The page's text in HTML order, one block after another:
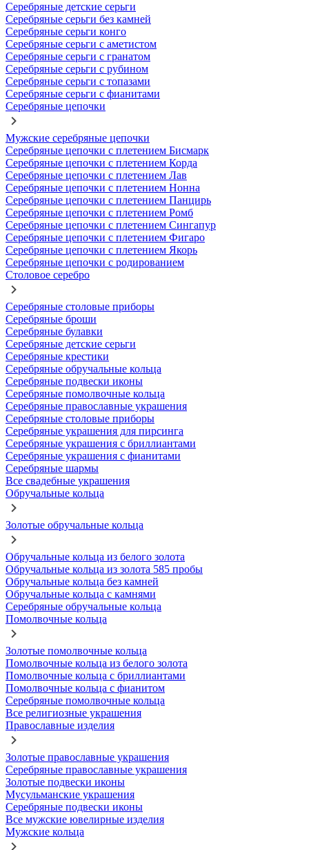
Серебряные детские серьги
Серебряные серьги без камней
Серебряные серьги конго
Серебряные серьги с аметистом
Серебряные серьги с гранатом
Серебряные серьги с рубином
Серебряные серьги с топазами
Серебряные серьги с фианитами
Серебряные цепочки
Мужские серебряные цепочки
Серебряные цепочки с плетением Бисмарк
Серебряные цепочки с плетением Корда
Серебряные цепочки с плетением Лав
Серебряные цепочки с плетением Нонна
Серебряные цепочки с плетением Панцирь
Серебряные цепочки с плетением Ромб
Серебряные цепочки с плетением Сингапур
Серебряные цепочки с плетением Фигаро
Серебряные цепочки с плетением Якорь
Серебряные цепочки с родированием
Столовое серебро
Серебряные столовые приборы
Серебряные броши
Серебряные булавки
Серебряные детские серьги
Серебряные крестики
Серебряные обручальные кольца
Серебряные подвески иконы
Серебряные помолвочные кольца
Серебряные православные украшения
Серебряные столовые приборы
Серебряные украшения для пирсинга
Серебряные украшения с бриллиантами
Серебряные украшения с фианитами
Серебряные шармы
Все свадебные украшения
Обручальные кольца
Золотые обручальные кольца
Обручальные кольца из белого золота
Обручальные кольца из золота 585 пробы
Обручальные кольца без камней
Обручальные кольца с камнями
Серебряные обручальные кольца
Помолвочные кольца
Золотые помолвочные кольца
Помолвочные кольца из белого золота
Помолвочные кольца с бриллиантами
Помолвочные кольца с фианитом
Серебряные помолвочные кольца
Все религиозные украшения
Православные изделия
Золотые православные украшения
Серебряные православные украшения
Золотые подвески иконы
Мусульманские украшения
Серебряные подвески иконы
Все мужские ювелирные изделия
Мужские кольца